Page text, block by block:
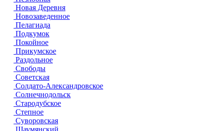
Новая Деревня
Новозаведенное
Пелагиада
Подкумок
Покойное
Прикумское
Раздольное
Свободы
Советская
Солдато-Александровское
Солнечнодольск
Стародубское
Степное
Суворовская
Шаумянский